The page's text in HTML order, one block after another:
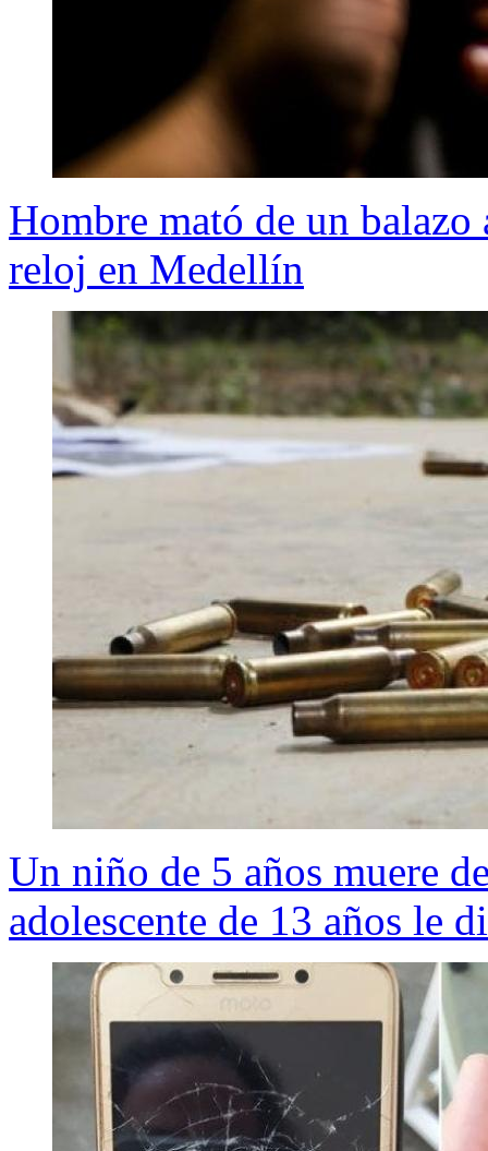
Hombre mató de un
reloj en Medellín
Un niño de 5 años muere
adolescente de 13 años le